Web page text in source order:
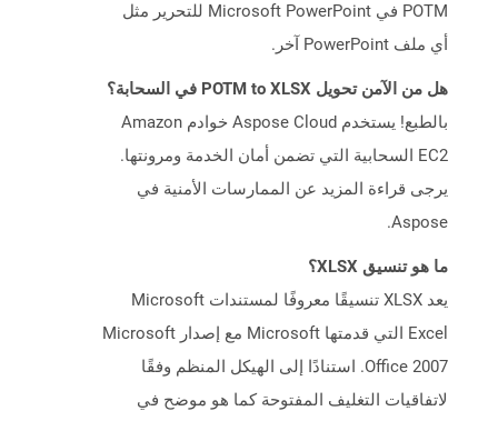
POTM في Microsoft PowerPoint للتحرير مثل
أي ملف PowerPoint آخر.
هل من الآمن تحويل POTM to XLSX في السحابة؟
بالطبع! يستخدم Aspose Cloud خوادم Amazon
EC2 السحابية التي تضمن أمان الخدمة ومرونتها.
يرجى قراءة المزيد عن الممارسات الأمنية في
Aspose.
ما هو تنسيق XLSX؟
يعد XLSX تنسيقًا معروفًا لمستندات Microsoft
Excel التي قدمتها Microsoft مع إصدار Microsoft
Office 2007. استنادًا إلى الهيكل المنظم وفقًا
لاتفاقيات التغليف المفتوحة كما هو موضح في